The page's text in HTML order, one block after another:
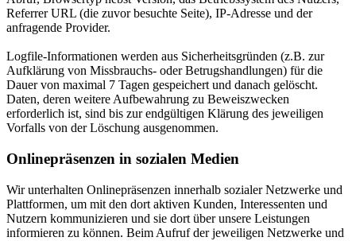
Referrer URL (die zuvor besuchte Seite), IP-Adresse und der
anfragende Provider.
Logfile-Informationen werden aus Sicherheitsgründen (z.B. zur
Aufklärung von Missbrauchs- oder Betrugshandlungen) für die
Dauer von maximal 7 Tagen gespeichert und danach gelöscht.
Daten, deren weitere Aufbewahrung zu Beweiszwecken
erforderlich ist, sind bis zur endgültigen Klärung des jeweiligen
Vorfalls von der Löschung ausgenommen.
Onlinepräsenzen in sozialen Medien
Wir unterhalten Onlinepräsenzen innerhalb sozialer Netzwerke und
Plattformen, um mit den dort aktiven Kunden, Interessenten und
Nutzern kommunizieren und sie dort über unsere Leistungen
informieren zu können. Beim Aufruf der jeweiligen Netzwerke und